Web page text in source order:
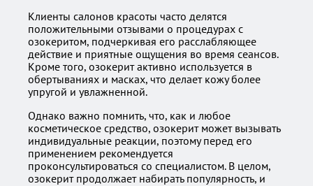
Клиенты салонов красоты часто делятся
положительными отзывами о процедурах с
озокеритом, подчеркивая его расслабляющее
действие и приятные ощущения во время сеансов.
Кроме того, озокерит активно используется в
обертываниях и масках, что делает кожу более
упругой и увлажненной.
Однако важно помнить, что, как и любое
косметическое средство, озокерит может вызывать
индивидуальные реакции, поэтому перед его
применением рекомендуется
проконсультироваться со специалистом. В целом,
озокерит продолжает набирать популярность, и